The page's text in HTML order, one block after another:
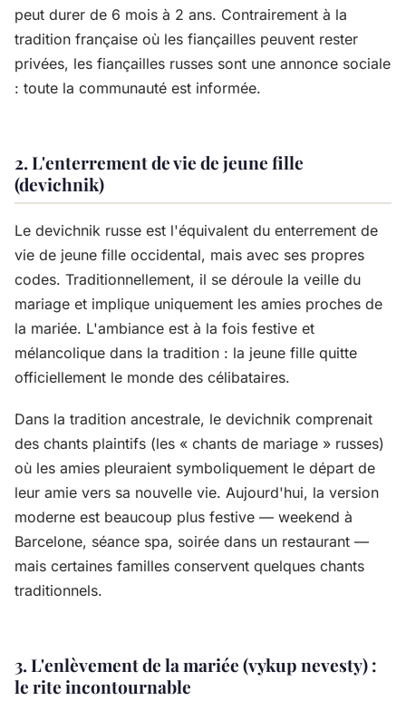
peut durer de 6 mois à 2 ans. Contrairement à la
tradition française où les fiançailles peuvent rester
privées, les fiançailles russes sont une annonce sociale
: toute la communauté est informée.
2. L'enterrement de vie de jeune fille
(devichnik)
Le devichnik russe est l'équivalent du enterrement de
vie de jeune fille occidental, mais avec ses propres
codes. Traditionnellement, il se déroule la veille du
mariage et implique uniquement les amies proches de
la mariée. L'ambiance est à la fois festive et
mélancolique dans la tradition : la jeune fille quitte
officiellement le monde des célibataires.
Dans la tradition ancestrale, le devichnik comprenait
des chants plaintifs (les « chants de mariage » russes)
où les amies pleuraient symboliquement le départ de
leur amie vers sa nouvelle vie. Aujourd'hui, la version
moderne est beaucoup plus festive — weekend à
Barcelone, séance spa, soirée dans un restaurant —
mais certaines familles conservent quelques chants
traditionnels.
3. L'enlèvement de la mariée (vykup nevesty) :
le rite incontournable